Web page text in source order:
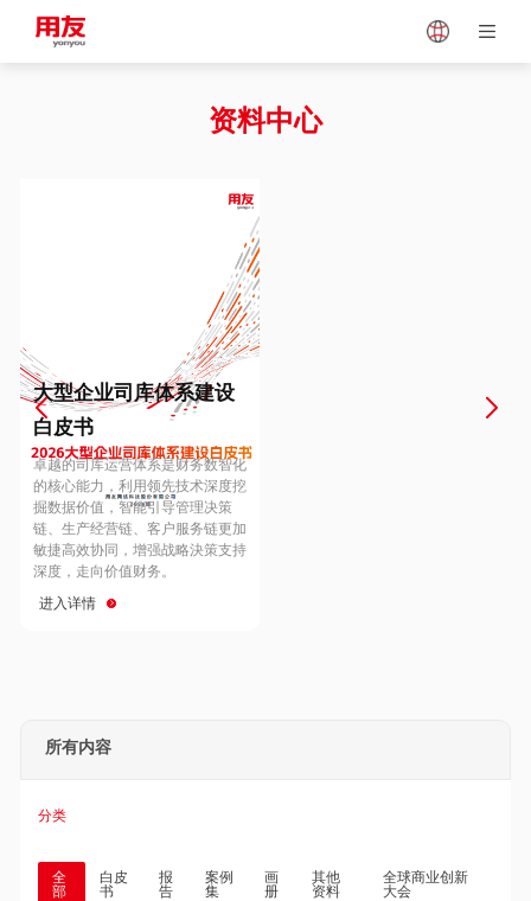
Vietnam
Europe
Hungary
Hong Kong
资料中心
大型企业司库体系建设
白皮书
卓越的司库运营体系是财务数智化
的核心能力，利用领先技术深度挖
掘数据价值，智能引导管理决策
链、生产经营链、客户服务链更加
敏捷高效协同，增强战略決策支持
深度，走向价值财务。
进入详情
所有内容
分类
全
部
白皮
书
报
告
案例
集
画
册
其他
资料
全球商业创新
大会